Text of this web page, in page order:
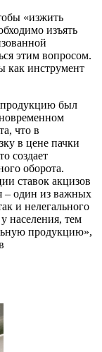
«изжить
изъять
этим вопросом.
как инструмент
продукцию был
что в
в цене пачки
создает
оборота.
ставок акцизов
– один из важных
и нелегального
населения, тем
продукцию»,